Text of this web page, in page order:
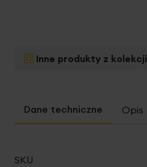
Inne produkty z
Opis
Więcej
SKU